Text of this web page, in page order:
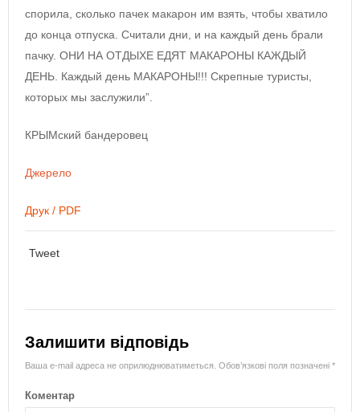
спорила, сколько пачек макарон им взять, чтобы хватило
до конца отпуска. Считали дни, и на каждый день брали
пачку. ОНИ НА ОТДЫХЕ ЕДЯТ МАКАРОНЫ КАЖДЫЙ
ДЕНЬ. Каждый день МАКАРОНЫ!!! Скрепные туристы,
которых мы заслужили”.
КРЫМский бандеровец
Джерело
Друк / PDF
Tweet
Залишити відповідь
Ваша e-mail адреса не оприлюднюватиметься. Обов’язкові поля позначені *
Коментар